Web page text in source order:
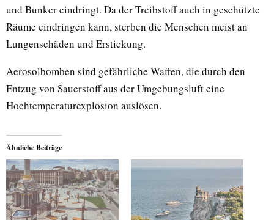
und Bunker eindringt. Da der Treibstoff auch in geschützte
Räume eindringen kann, sterben die Menschen meist an
Lungenschäden und Erstickung.
Aerosolbomben sind gefährliche Waffen, die durch den
Entzug von Sauerstoff aus der Umgebungsluft eine
Hochtemperaturexplosion auslösen.
Ähnliche Beiträge